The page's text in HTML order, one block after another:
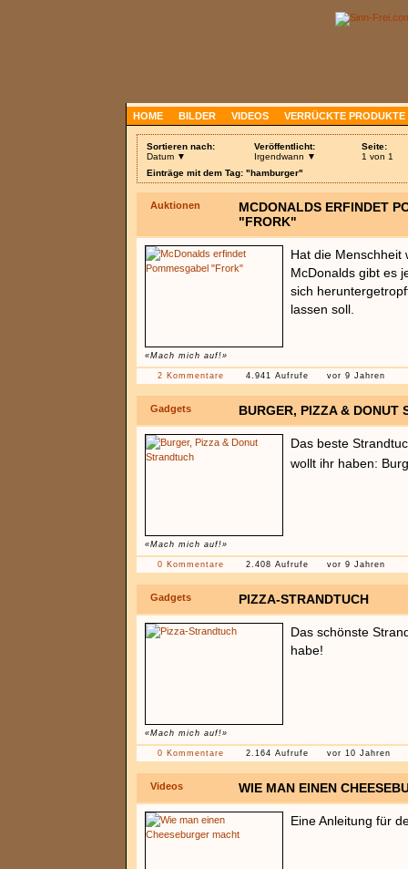
HOME BILDER VIDEOS VERRÜCKTE PRODUKTE
Sortieren nach:
Datum ▼
Veröffentlicht:
Irgendwann ▼
Seite:
1 von 1
Einträge mit dem Tag: "hamburger"
Auktionen
MCDONALDS ERFINDET
"FRORK"
«Mach mich auf!»
Hat die Menschheit
McDonalds gibt es
sich
lassen soll.
2 Kommentare 4.941 Aufrufe vor 9 Jahren
Gadgets BURGER, PIZZA & DONUT
«Mach mich auf!»
Das beste
wollt ihr haben:
0 Kommentare 2.408 Aufrufe vor 9 Jahren
Gadgets PIZZA-STRANDTUCH
«Mach mich auf!»
Das schönste
habe!
0 Kommentare 2.164 Aufrufe vor 10 Jahren
Videos WIE MAN EINEN
Eine Anleitung für